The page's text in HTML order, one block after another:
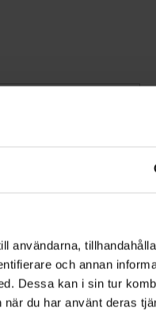
användarna,
och annan
Dessa kan i sin tur
du har använt deras
Polypropylen Med